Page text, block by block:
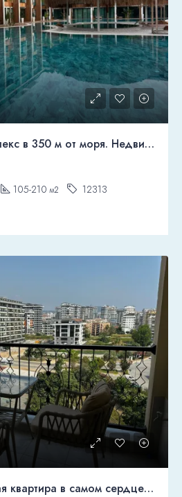
Масштабный комплекс в 350 м от моря. Недвижимость под гражданство.
105-210 м2 12313
Уютная современная квартира в самом сердце Махмутлара